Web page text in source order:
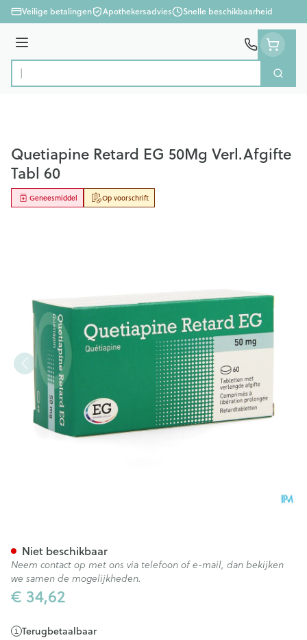
Ga naar de inhoud
Veilige betalingen Apothekersadvies Snelle beschikbaarheid
Menu
Product, merk, categorie...
Zoek
Quetiapine Retard EG 50Mg Verl.Afgifte
Tabl 60
Op voorschrift
Geneesmiddel
€ 34,62
Terugbetaalbaar
Niet beschikbaar
Neem contact op met ons via telefoon of e-mail, dan bekijken
we samen de mogelijkheden.